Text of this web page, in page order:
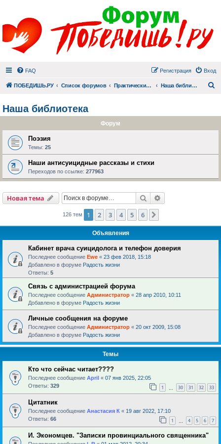
FAQ Вход
Регистрация
ПОБЕДИШЬ.РУ Список форумов Практический раздел Наша библиотека
Наша библиотека
Форум
Поэзия
Темы: 25
Наши антисуицидные рассказы и стихи
Переходов по ссылке: 277963
Новая тема Поиск
126 тем 1 2 3 4 5 6
Объявления
Кабинет врача суицидолога и телефон доверия
Последнее сообщение Ewe « 23 фев 2018, 15:18
Добавлено в форуме Радость жизни
Ответы: 5
Связь с администрацией форума
Последнее сообщение Администратор « 28 апр 2010, 10:11
Добавлено в форуме Радость жизни
Личные сообщения на форуме
Последнее сообщение Администратор « 20 окт 2009, 15:08
Добавлено в форуме Радость жизни
Темы
Кто что сейчас читает????
Последнее сообщение April « 07 янв 2025, 22:05
Ответы: 329 1 30 31 32 33
Цитатник
Последнее сообщение Анастасия К « 19 авг 2022, 17:10
Ответы: 66 1 4 5 6 7
И. Экономцев. "Записки провинциального священника"